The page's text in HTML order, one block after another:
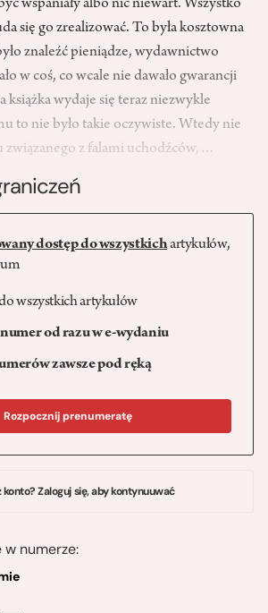
wspaniały albo nic niewart. Wszystko
się go zrealizować. To była kosztowna
znaleźć pieniądze, wydawnictwo
w coś, co wcale nie dawało gwarancji
książka wydaje się teraz niezwykle
to nie było takie oczywiste. Wtedy nie
związanego z falami uchodźców,…
dostęp do wszystkichartykułów,
wszystkich artykułów
od razu w e-wydaniu
zawsze pod ręką
Rozpocznij prenumeratę
konto? Zaloguj się, aby kontynuuwać
w numerze: